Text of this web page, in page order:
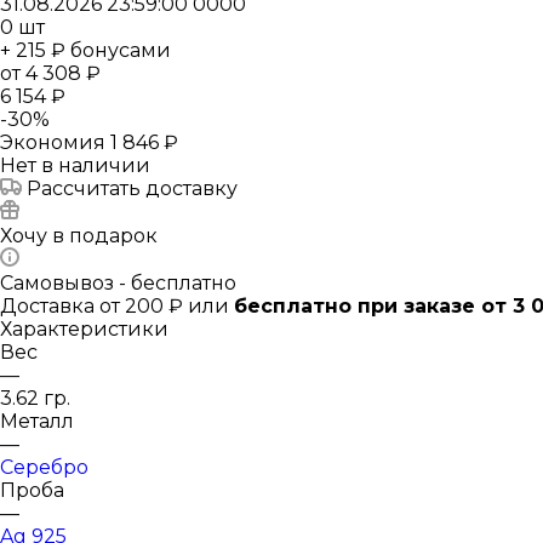
0 шт
+ 215 ₽ бонусами
от4 308 ₽
6 154 ₽
-30%
Экономия 1 846 ₽
Нет в наличии
Рассчитать доставку
Хочу в подарок
Самовывоз - бесплатно
Доставка от 200 ₽ или бесплатно при заказе от 3
Характеристики
Вес
—
3.62 гр.
Металл
—
Серебро
Проба
—
Ag 925